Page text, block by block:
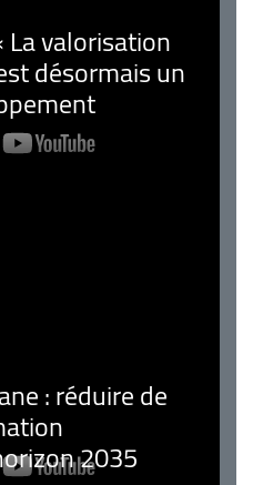
La valorisation
désormais un
: réduire de
2035